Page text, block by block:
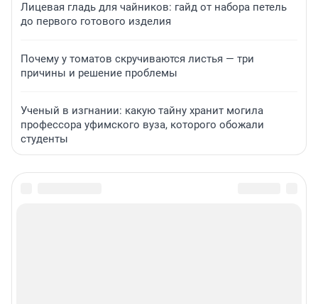
Лицевая гладь для чайников: гайд от набора петель
до первого готового изделия
Почему у томатов скручиваются листья — три
причины и решение проблемы
Ученый в изгнании: какую тайну хранит могила
профессора уфимского вуза, которого обожали
студенты